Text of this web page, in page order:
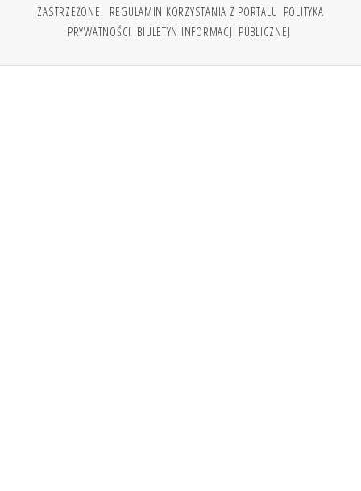
ZASTRZEŻONE. REGULAMIN KORZYSTANIA Z PORTALU POLITYKA
PRYWATNOŚCI BIULETYN INFORMACJI PUBLICZNEJ